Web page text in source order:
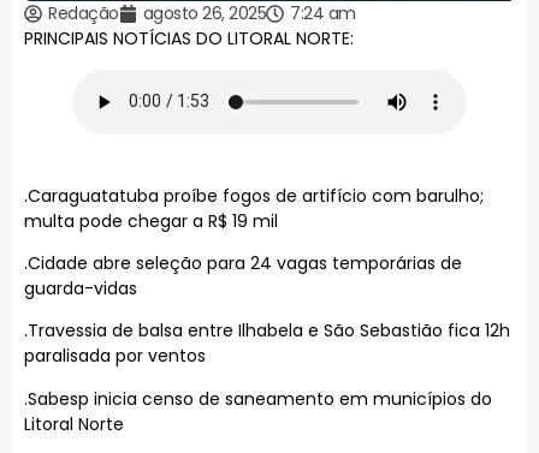
Redação agosto 26, 2025
7:24 am
PRINCIPAIS NOTÍCIAS DO LITORAL NORTE:
.Caraguatatuba proíbe fogos de artifício com barulho;
multa pode chegar a R$ 19 mil
.Cidade abre seleção para 24 vagas temporárias de
guarda-vidas
.Travessia de balsa entre Ilhabela e São Sebastião fica 12h
paralisada por ventos
.Sabesp inicia censo de saneamento em municípios do
Litoral Norte